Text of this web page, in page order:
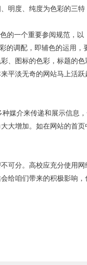
明度、纯度为色彩的三特
的一个重要参阅规范，以
的调配，即辅色的运用，
、图标的色彩，标题的色
平淡无奇的网站马上活跃
媒介来传递和展示信息
大增加。如在网站的首页
可分。高校应充分使用网
给咱们带来的积极影响，